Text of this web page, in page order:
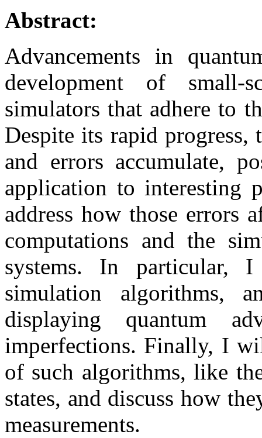
Abstract:
Advancements in
development of small-
simulators that adhere to
Despite its rapid progress,
and errors accumulate,
application to
address how those errors
computations and the
systems. In particular,
simulation algorithms,
displaying quantum
imperfections. Finally, I
of such algorithms, like
states, and discuss how
measurements.